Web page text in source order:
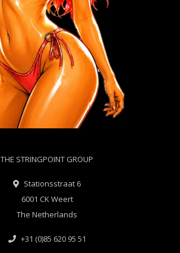
THE STRINGPOINT GROUP
Stationsstraat 6
6001 CK Weert
The Netherlands
+31 (0)85 620 95 51